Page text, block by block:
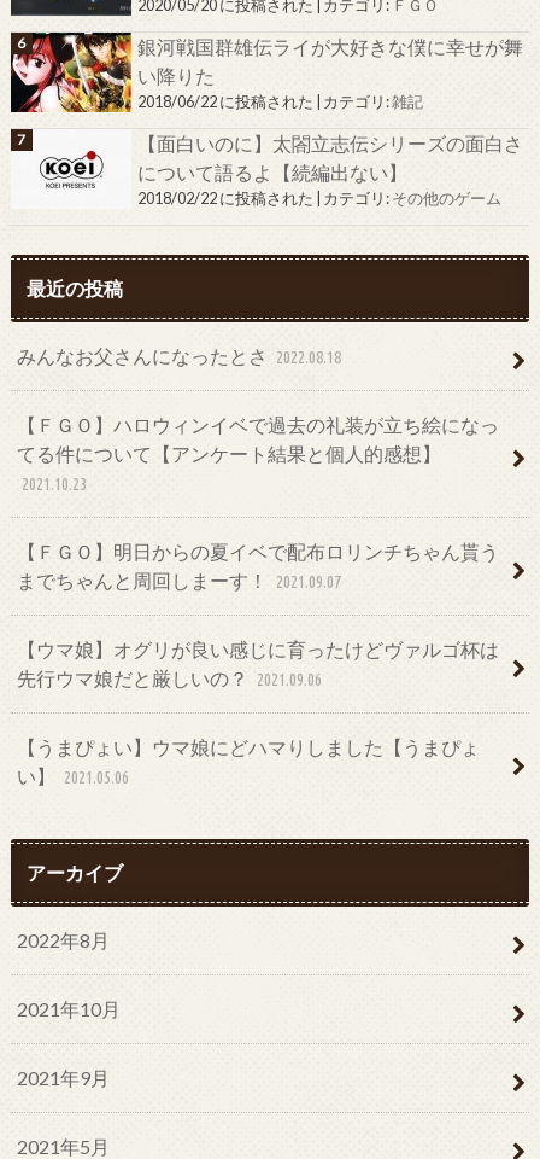
2020/05/20 に投稿された カテゴリ: ＦＧＯ
銀河戦国群雄伝ライが大好きな僕に幸せが舞
い降りた
2018/06/22 に投稿された カテゴリ:雑記
【面白いのに】太閤立志伝シリーズの面白さ
について語るよ【続編出ない】
2018/02/22 に投稿された カテゴリ:その他のゲーム
最近の投稿
みんなお父さんになったとさ 2022.08.18
【ＦＧＯ】ハロウィンイベで過去の礼装が立ち絵になっ
てる件について【アンケート結果と個人的感想】
2021.10.23
【ＦＧＯ】明日からの夏イベで配布ロリンチちゃん貰う
までちゃんと周回しまーす！
2021.09.07
【ウマ娘】オグリが良い感じに育ったけどヴァルゴ杯は
先行ウマ娘だと厳しいの？
2021.09.06
【うまぴょい】ウマ娘にどハマりしました【うまぴょ
い】
2021.05.06
アーカイブ
2022年8月
2021年10月
2021年9月
2021年5月